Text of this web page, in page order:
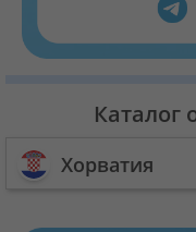
Каталог
Хорватия